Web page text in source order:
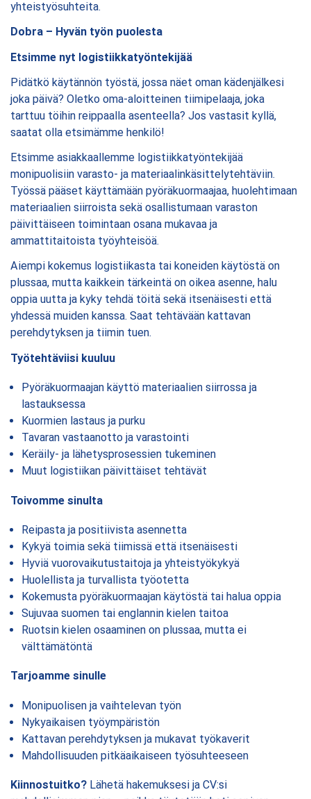
yhteistyösuhteita.
Dobra – Hyvän työn puolesta
Etsimme nyt logistiikkatyöntekijää
Pidätkö käytännön työstä, jossa näet oman kädenjälkesi
joka päivä? Oletko oma-aloitteinen tiimipelaaja, joka
tarttuu töihin reippaalla asenteella? Jos vastasit kyllä,
saatat olla etsimämme henkilö!
Etsimme asiakkaallemme logistiikkatyöntekijää
monipuolisiin varasto- ja materiaalinkäsittelytehtäviin.
Työssä pääset käyttämään pyöräkuormaajaa, huolehtimaan
materiaalien siirroista sekä osallistumaan varaston
päivittäiseen toimintaan osana mukavaa ja
ammattitaitoista työyhteisöä.
Aiempi kokemus logistiikasta tai koneiden käytöstä on
plussaa, mutta kaikkein tärkeintä on oikea asenne, halu
oppia uutta ja kyky tehdä töitä sekä itsenäisesti että
yhdessä muiden kanssa. Saat tehtävään kattavan
perehdytyksen ja tiimin tuen.
Työtehtäviisi kuuluu
Pyöräkuormaajan käyttö materiaalien siirrossa ja
lastauksessa
Kuormien lastaus ja purku
Tavaran vastaanotto ja varastointi
Keräily- ja lähetysprosessien tukeminen
Muut logistiikan päivittäiset tehtävät
Toivomme sinulta
Reipasta ja positiivista asennetta
Kykyä toimia sekä tiimissä että itsenäisesti
Hyviä vuorovaikutustaitoja ja yhteistyökykyä
Huolellista ja turvallista työotetta
Kokemusta pyöräkuormaajan käytöstä tai halua oppia
Sujuvaa suomen tai englannin kielen taitoa
Ruotsin kielen osaaminen on plussaa, mutta ei
välttämätöntä
Tarjoamme sinulle
Monipuolisen ja vaihtelevan työn
Nykyaikaisen työympäristön
Kattavan perehdytyksen ja mukavat työkaverit
Mahdollisuuden pitkäaikaiseen työsuhteeseen
Kiinnostuitko? Lähetä hakemuksesi ja CV:si